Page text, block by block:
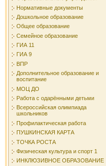
Нормативные документы
Дошкольное образование
Общее образование
Семейное образование
ГИА 11
ГИА 9
ВПР
Дополнительное образование и
воспитание
МОЦ ДО
Работа с одарёнными детьми
Всероссийская олимпиада
школьников
Профилактическая работа
ПУШКИНСКАЯ КАРТА
ТОЧКА РОСТА
Физическая культура и спорт 1
ИНКЛЮЗИВНОЕ ОБРАЗОВАНИЕ